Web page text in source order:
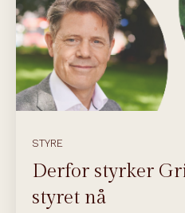
STYRE
Derfor styrker
styret nå